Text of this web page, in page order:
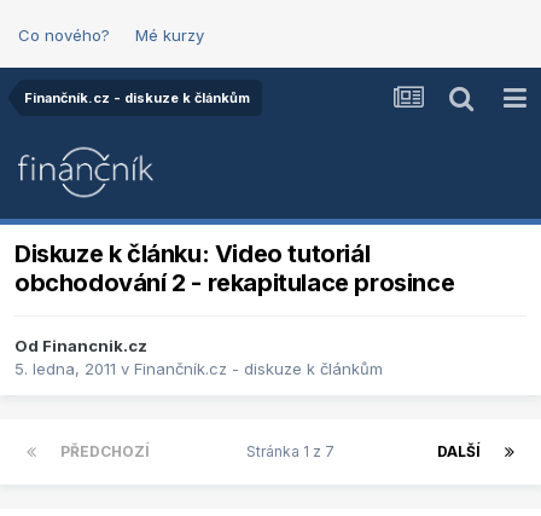
Co nového? Mé kurzy
Finančník.cz - diskuze k článkům
Diskuze k článku: Video tutoriál
obchodování 2 - rekapitulace prosince
Od Financnik.cz
5. ledna, 2011 v Finančník.cz - diskuze k článkům
PŘEDCHOZÍ DALŠÍ
Stránka 1 z 7